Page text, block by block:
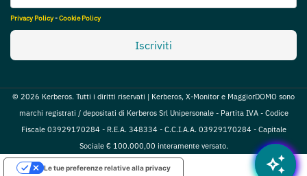
Privacy Policy-Cookie Policy
Iscriviti
© 2026 Kerberos. Tutti i diritti riservati | Kerberos, X-Monitor e MaggiorDOMO sono
marchi registrati / depositati di Kerberos Srl Unipersonale - Partita IVA - Codice
Fiscale 03929170284 - R.E.A. 348334 - C.C.I.A.A. 03929170284 - Capitale
Sociale € 100.000,00 interamente versato.
auto_awesome
Le tue preferenze relative alla privacy